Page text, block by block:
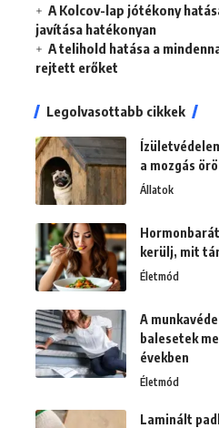
A Kolcov-lap jótékony
javítása hatékonyan
A telihold hatása a
rejtett erőket
Legolvasottabb cikkek
a mozgás
Állatok
kerülj, mit
Életmód
A
balesetek
években
Életmód
Laminált